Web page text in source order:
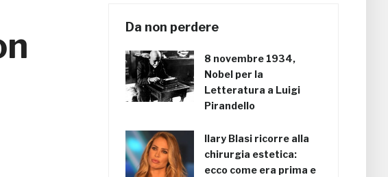
Da non perdere
8 novembre 1934,
Nobel per la
Letteratura a Luigi
Pirandello
Ilary Blasi ricorre alla
chirurgia estetica:
ecco come era prima e